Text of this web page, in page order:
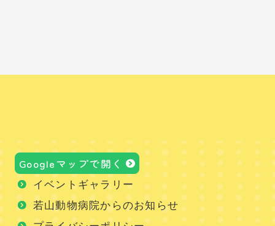
Googleマップで開く
イベントギャラリー
若山動物病院からのお知らせ